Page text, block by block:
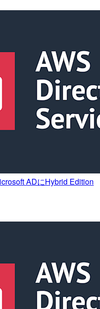
ADにHybrid Edition